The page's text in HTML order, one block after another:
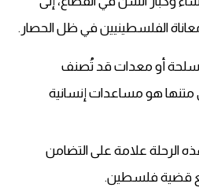
الفلسطينيين في ظل الحصار.
أسلحة أو معدات قد تُصنف
هو مساعدات إنسانية
الرحلة علامة على التضامن
مع قضية فلسطين.